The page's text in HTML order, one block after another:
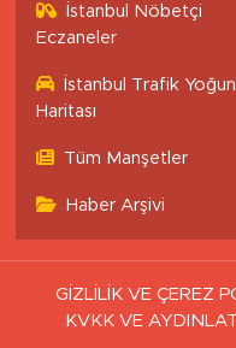
İstanbul Nöbetçi
Eczaneler
İstanbul Trafik
Haritası
Tüm Manşetler
Haber Arşivi
GİZLİLİK VE ÇEREZ
KVKK VE